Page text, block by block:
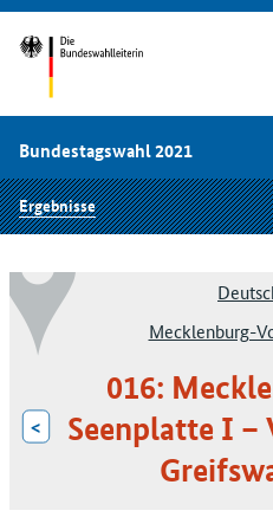
Bundestagswahl 2021
Ergebnisse
Mecklenburg-
<
016:
Seenplatte I –